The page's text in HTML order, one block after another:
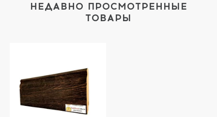
НЕДАВНО ПРОСМОТРЕННЫЕ
ТОВАРЫ